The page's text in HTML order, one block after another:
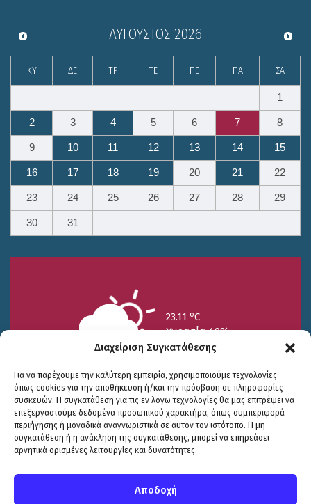
Διαχείριση Συγκατάθεσης
Για να παρέχουμε την καλύτερη εμπειρία, χρησιμοποιούμε τεχνολογίες
όπως cookies για την αποθήκευση ή/και την πρόσβαση σε πληροφορίες
συσκευών. Η συγκατάθεση για τις εν λόγω τεχνολογίες θα μας επιτρέψει να
επεξεργαστούμε δεδομένα προσωπικού χαρακτήρα, όπως συμπεριφορά
περιήγησης ή μοναδικά αναγνωριστικά σε αυτόν τον ιστότοπο. Η μη
συγκατάθεση ή η ανάκληση της συγκατάθεσης, μπορεί να επηρεάσει
αρνητικά ορισμένες λειτουργίες και δυνατότητες.
Αποδοχή
ΑΎΓΟΥΣΤΟΣ 2026
ΚΥ ΔΕ ΤΡ ΤΕ ΠΕ ΠΑ ΣΑ
1
2 3 4 5 6 7 8
9 10 11 12 13 14 15
16 17 18 19 20 21 22
23 24 25 26 27 28 29
30 31
23.11 oC
Υγρασία 49%
25/7
15.73 oC
26/7
17.99oC
27/7
20.94oC
© COPYRIGHT ΔΗΜΟΣ ΣΟΥΛΙΟΥ 2026
ΕΓΚΡΙΤΟΣ GROUP